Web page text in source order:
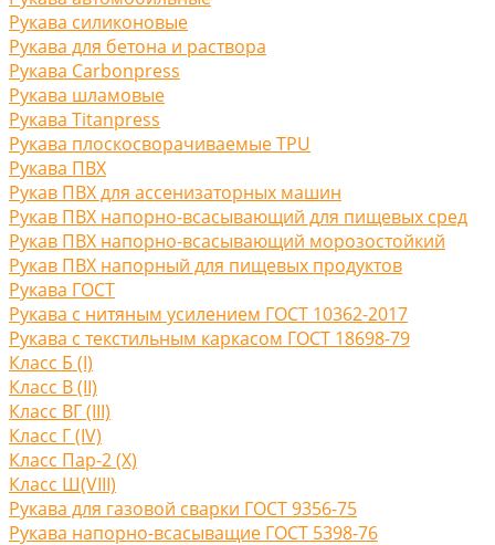
Рукава силиконовые
Рукава для бетона и раствора
Рукава Carbonpress
Рукава шламовые
Рукава Titanpress
Рукава плоскосворачиваемые TPU
Рукава ПВХ
Рукав ПВХ для ассенизаторных машин
Рукав ПВХ напорно-всасывающий для пищевых сред
Рукав ПВХ напорно-всасывающий морозостойкий
Рукав ПВХ напорный для пищевых продуктов
Рукава ГОСТ
Рукава с нитяным усилением ГОСТ 10362-2017
Рукава с текстильным каркасом ГОСТ 18698-79
Класс Б (I)
Класс В (II)
Класс ВГ (III)
Класс Г (IV)
Класс Пар-2 (X)
Класс Ш(VIII)
Рукава для газовой сварки ГОСТ 9356-75
Рукава напорно-всасыващие ГОСТ 5398-76